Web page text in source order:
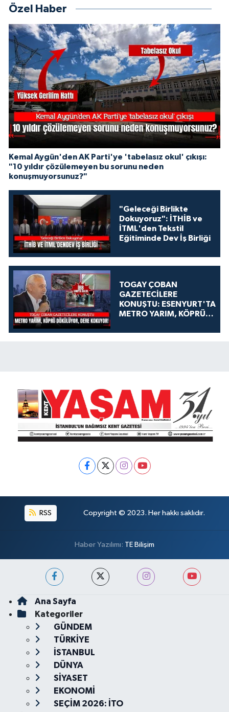
Özel Haber
Kemal Aygün'den AK Parti'ye 'tabelasız okul' çıkışı:
"10 yıldır çözülemeyen bu sorunu neden
konuşmuyorsunuz?"
"Geleceği Birlikte
Dokuyoruz": İTHİB ve
İTML'den Tekstil
Eğitiminde Dev İş Birliği
TOGAY ÇOBAN
GAZETECİLERE
KONUŞTU: ESENYURT'TA
METRO YARIM, KÖPRÜ
KOKUYOR!
RSS Copyright © 2023. Her hakkı saklıdır.
Haber Yazılımı: TE Bilişim
Ana Sayfa
Kategoriler
GÜNDEM
TÜRKİYE
İSTANBUL
DÜNYA
SİYASET
EKONOMİ
SEÇİM 2026: İTO